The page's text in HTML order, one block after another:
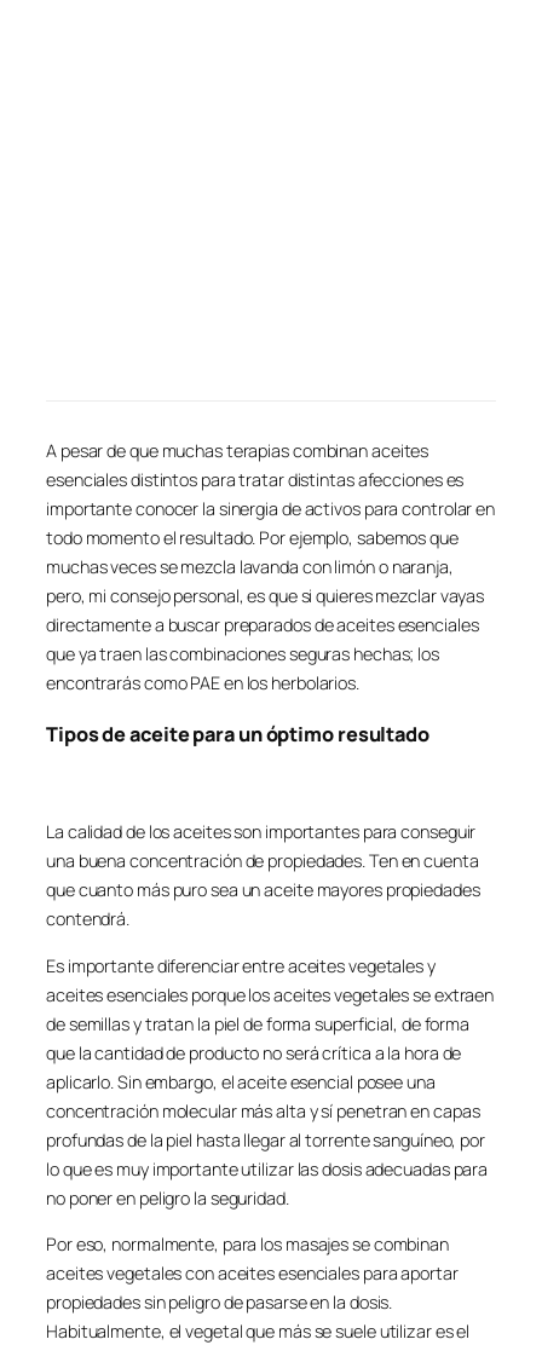
A pesar de que muchas terapias combinan aceites
esenciales distintos para tratar distintas afecciones es
importante conocer la sinergia de activos para controlar en
todo momento el resultado. Por ejemplo, sabemos que
muchas veces se mezcla lavanda con limón o naranja,
pero, mi consejo personal, es que si quieres mezclar vayas
directamente a buscar preparados de aceites esenciales
que ya traen las combinaciones seguras hechas; los
encontrarás como PAE en los herbolarios.
Tipos de aceite para un óptimo resultado
La calidad de los aceites son importantes para conseguir
una buena concentración de propiedades. Ten en cuenta
que cuanto más puro sea un aceite mayores propiedades
contendrá.
Es importante diferenciar entre aceites vegetales y
aceites esenciales porque los aceites vegetales se extraen
de semillas y tratan la piel de forma superficial, de forma
que la cantidad de producto no será crítica a la hora de
aplicarlo. Sin embargo, el aceite esencial posee una
concentración molecular más alta y sí penetran en capas
profundas de la piel hasta llegar al torrente sanguíneo, por
lo que es muy importante utilizar las dosis adecuadas para
no poner en peligro la seguridad.
Por eso, normalmente, para los masajes se combinan
aceites vegetales con aceites esenciales para aportar
propiedades sin peligro de pasarse en la dosis.
Habitualmente, el vegetal que más se suele utilizar es el